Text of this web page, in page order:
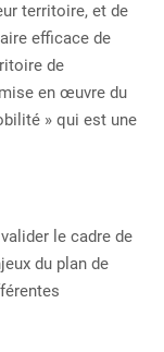
territoire, et de
efficace de
de
en œuvre du
» qui est une
le cadre de
du plan de